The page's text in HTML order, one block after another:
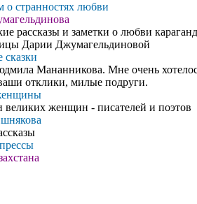
о странностях любви
рассказы и заметки о любви
Дарии Джумагельдиновой
сказки
Мананникова. Мне очень
отклики, милые подруги.
великих женщин - писателей и поэтов